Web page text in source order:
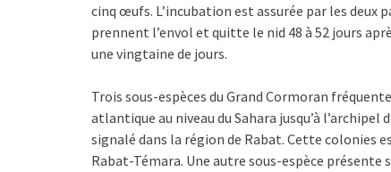
cinq œufs. L’incubation est assurée par les deux
prennent l’envol et quitte le nid 48 à 52 jours
une vingtaine de jours.
Trois sous-espèces du Grand Cormoran
atlantique au niveau du Sahara jusqu’à l’archipel
signalé dans la région de Rabat. Cette colonies
Rabat-Témara. Une autre sous-espèce